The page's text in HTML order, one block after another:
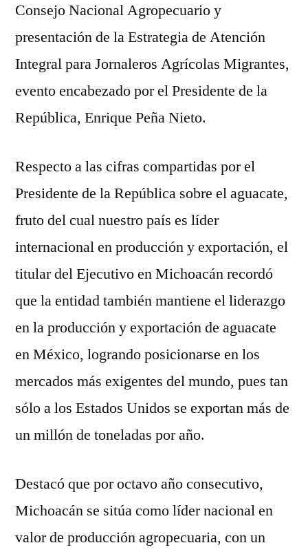
Consejo Nacional Agropecuario y
presentación de la Estrategia de Atención
Integral para Jornaleros Agrícolas Migrantes,
evento encabezado por el Presidente de la
República, Enrique Peña Nieto.
Respecto a las cifras compartidas por el
Presidente de la República sobre el aguacate,
fruto del cual nuestro país es líder
internacional en producción y exportación, el
titular del Ejecutivo en Michoacán recordó
que la entidad también mantiene el liderazgo
en la producción y exportación de aguacate
en México, logrando posicionarse en los
mercados más exigentes del mundo, pues tan
sólo a los Estados Unidos se exportan más de
un millón de toneladas por año.
Destacó que por octavo año consecutivo,
Michoacán se sitúa como líder nacional en
valor de producción agropecuaria, con un